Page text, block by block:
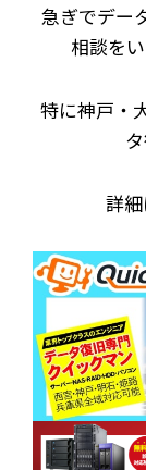
急ぎでデー
相談を
特に神戸・
詳